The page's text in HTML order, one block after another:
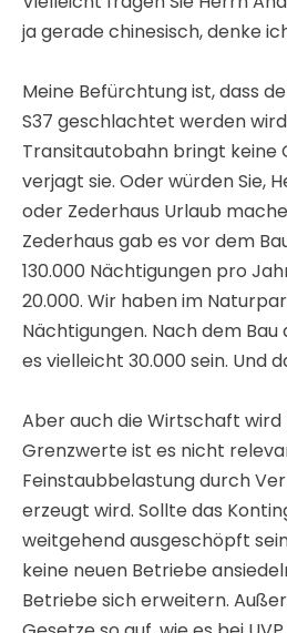
Aber auch die Wirtschaft wird
Grenzwerte ist es nicht
erzeugt wird. Sollte das
weitgehend ausgeschöpft
keine neuen Betriebe
Betriebe sich erweitern.
Gesetze so auf, wie es bei
Man opfert die Gesundheit
Sie haben sicher gelesen,
Verordnung in einem Streifen
der Autobahn keine neuen
werden dürfen. An eine
Betriebe ansiedeln,….ich meine
der neuen Autobahn wie ein
Murau gezogen werden.
Die Logik des Ausbaus ist
einerseits wächst der
jährlich um 1% (dafür